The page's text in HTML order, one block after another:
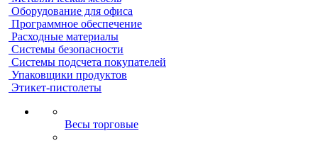
Оборудование для офиса
Программное обеспечение
Расходные материалы
Системы безопасности
Системы подсчета покупателей
Упаковщики продуктов
Этикет-пистолеты
Весы торговые